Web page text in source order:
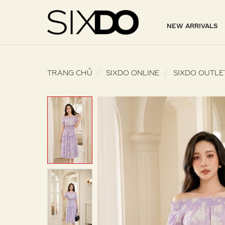
NEW ARRIVALS
TRANG CHỦ SIXDO ONLINE SIXDO